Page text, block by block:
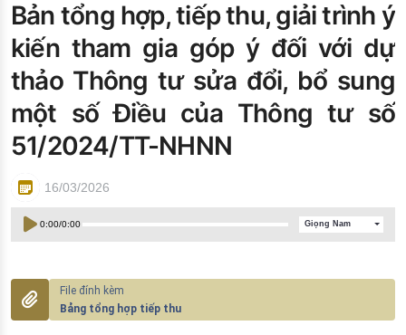
Đào tạo ISO
Bản tổng hợp, tiếp thu, giải trình ý
kiến tham gia góp ý đối với dự
thảo Thông tư sửa đổi, bổ sung
một số Điều của Thông tư số
51/2024/TT-NHNN
16/03/2026
0:00/0:00 Giọng Nam
Bảng tổng hợp tiếp thu